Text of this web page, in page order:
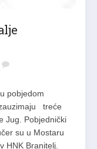
pobjedom
treće
Jug. Pobjednički
su u Mostaru
HNK Branitelj.